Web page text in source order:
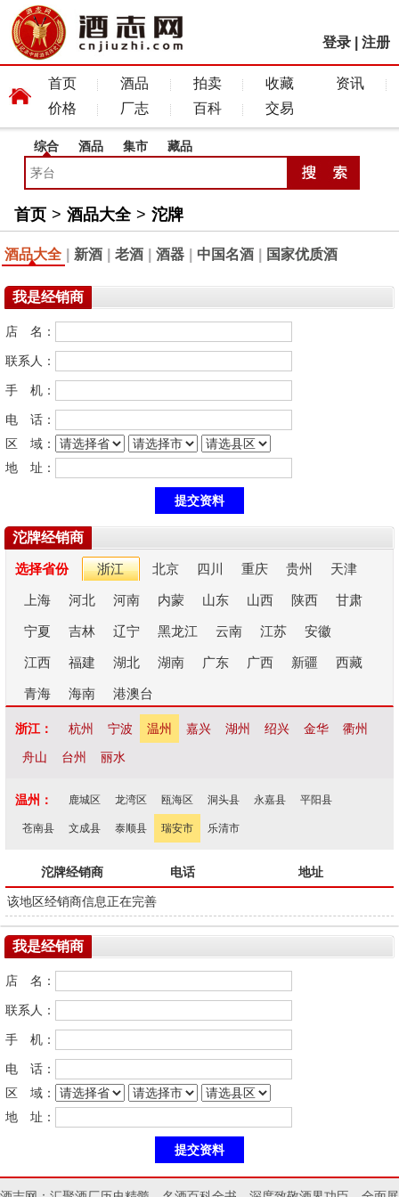
登录 注册
首页 酒品 拍卖 收藏
资讯
价格
厂志 百科 交易
综合 酒品 集市 藏品
首页 > 酒品大全 > 沱牌
酒品大全 新酒 老酒 酒器 中国名酒 国家优质酒
我是经销商
店 名：
联系人：
手 机：
电 话：
区 域：
地 址：
沱牌经销商
选择省份 浙江 北京 四川 重庆 贵州 天津
上海 河北 河南 内蒙 山东 山西 陕西 甘肃
宁夏 吉林 辽宁 黑龙江 云南 江苏 安徽
江西 福建 湖北 湖南 广东 广西 新疆 西藏
青海 海南 港澳台
浙江： 杭州 宁波 温州 嘉兴 湖州 绍兴 金华
衢州
舟山
台州 丽水
温州： 鹿城区 龙湾区 瓯海区 洞头县 永嘉县 平阳县
苍南县 文成县 泰顺县 瑞安市 乐清市
沱牌经销商 电话 地址
该地区经销商信息正在完善
我是经销商
店 名：
联系人：
手 机：
电 话：
区 域：
地 址：